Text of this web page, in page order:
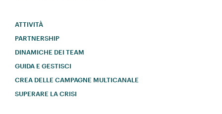
ATTIVITÀ
PARTNERSHIP
DINAMICHE DEI TEAM
GUIDA E GESTISCI
CREA DELLE CAMPAGNE MULTICANALE
SUPERARE LA CRISI